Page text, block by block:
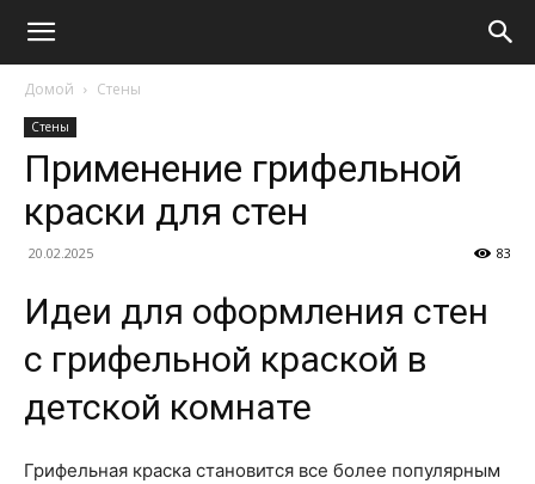
Домой Стены
Стены
Применение грифельной
краски для стен
20.02.2025 83
Идеи для оформления стен
с грифельной краской в
детской комнате
Грифельная краска становится все более популярным